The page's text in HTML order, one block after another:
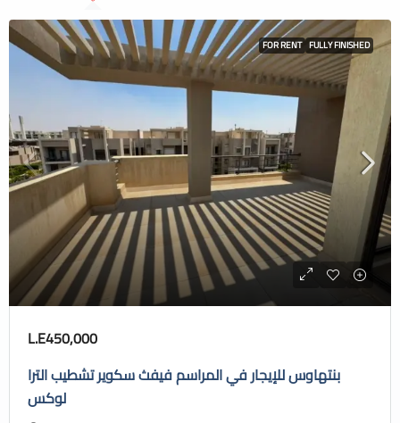
FOR RENT FULLY FINISHED
L.E450,000
بنتهاوس للإيجار في المراسم فيفث سكوير تشطيب الترا
لوكس